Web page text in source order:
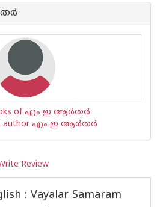
of എം ഇ ആര്‍തര്‍
author എം ഇ ആര്‍തര്‍
Review
: Vayalar Samaram